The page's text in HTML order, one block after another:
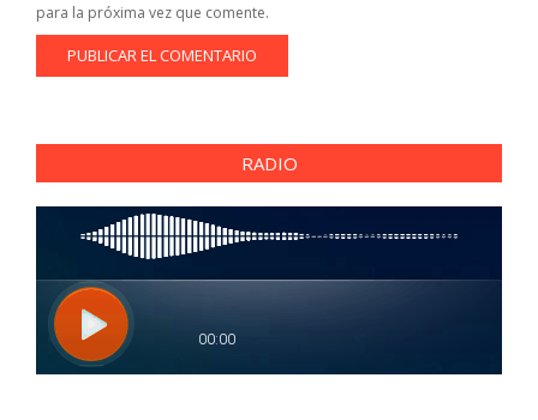
para la próxima vez que comente.
RADIO